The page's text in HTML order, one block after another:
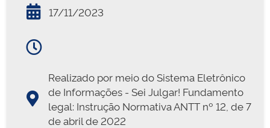
17/11/2023
Realizado por meio do Sistema Eletrônico
de Informações - Sei Julgar! Fundamento
legal: Instrução Normativa ANTT nº 12, de 7
de abril de 2022